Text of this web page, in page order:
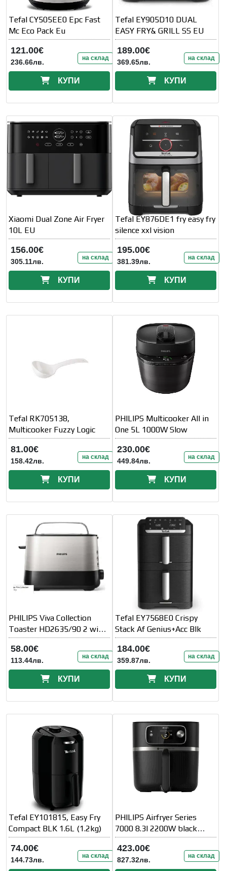
Tefal CY505EE0 Epc Fast
Mc Eco Pack Eu
121.00€
236.66лв. на склад
КУПИ
Tefal EY905D10 DUAL
EASY FRY& GRILL SS EU
189.00€
369.65лв. на склад
КУПИ
Xiaomi Dual Zone Air Fryer
10L EU
156.00€
305.11лв. на склад
КУПИ
Tefal EY876DE1 fry easy fry
silence xxl vision
195.00€
381.39лв. на склад
КУПИ
Tefal RK705138,
Multicooker Fuzzy Logic
81.00€
158.42лв. на склад
КУПИ
PHILIPS Multicooker All in
One 5L 1000W Slow
230.00€
449.84лв. на склад
КУПИ
PHILIPS Viva Collection
Toaster HD2635/90 2 wide
slots
58.00€
113.44лв. на склад
КУПИ
Tefal EY7568E0 Crispy
Stack Af Genius+Acc Blk
184.00€
359.87лв. на склад
КУПИ
Tefal EY101815, Easy Fry
Compact BLK 1.6L (1.2kg)
74.00€
144.73лв. на склад
PHILIPS Airfryer Series
7000 8.3l 2200W black
Connected
423.00€
827.32лв. на склад